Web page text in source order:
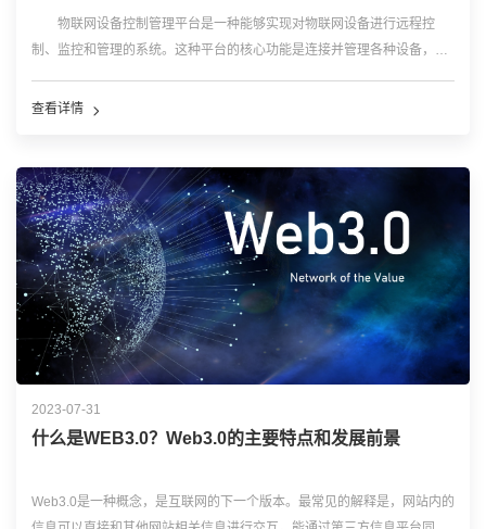
物联网设备控制管理平台是一种能够实现对物联网设备进行远程控
制、监控和管理的系统。这种平台的核心功能是连接并管理各种设备，通
的状态和行为进行实时监控和控制，为用户提供更便捷、高效的设备管理
查看详情
2023-07-31
什么是WEB3.0？Web3.0的主要特点和发展前景
Web3.0是一种概念，是互联网的下一个版本。最常见的解释是，网站内的